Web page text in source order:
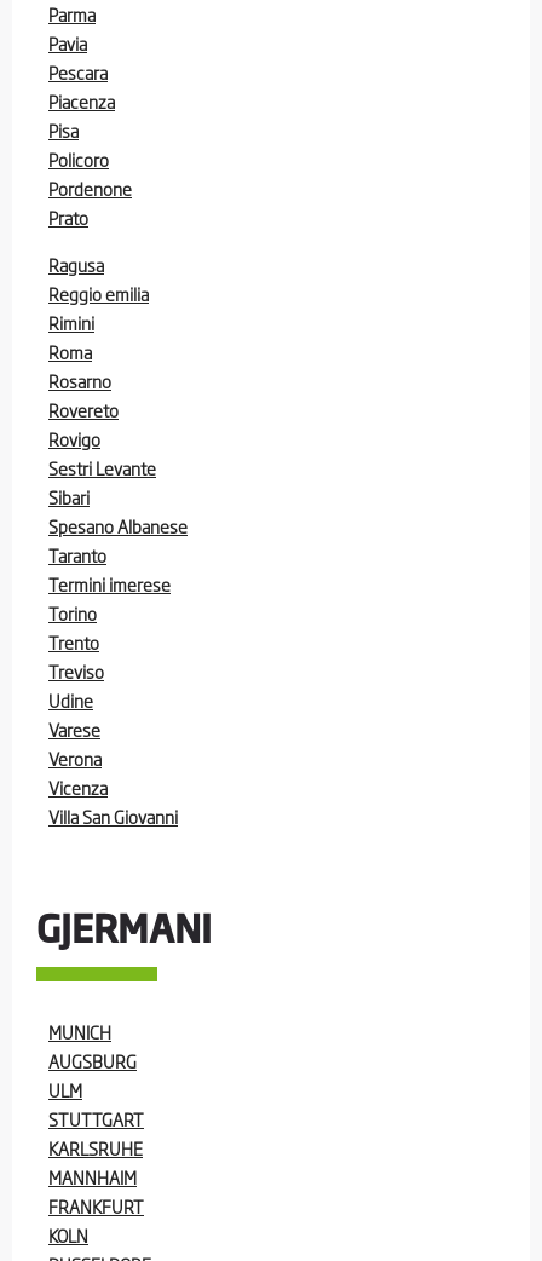
Parma
Pavia
Pescara
Piacenza
Pisa
Policoro
Pordenone
Prato
Ragusa
Reggio emilia
Rimini
Roma
Rosarno
Rovereto
Rovigo
Sestri Levante
Sibari
Spesano Albanese
Taranto
Termini imerese
Torino
Trento
Treviso
Udine
Varese
Verona
Vicenza
Villa San Giovanni
GJERMANI
MUNICH
AUGSBURG
ULM
STUTTGART
KARLSRUHE
MANNHAIM
FRANKFURT
KOLN